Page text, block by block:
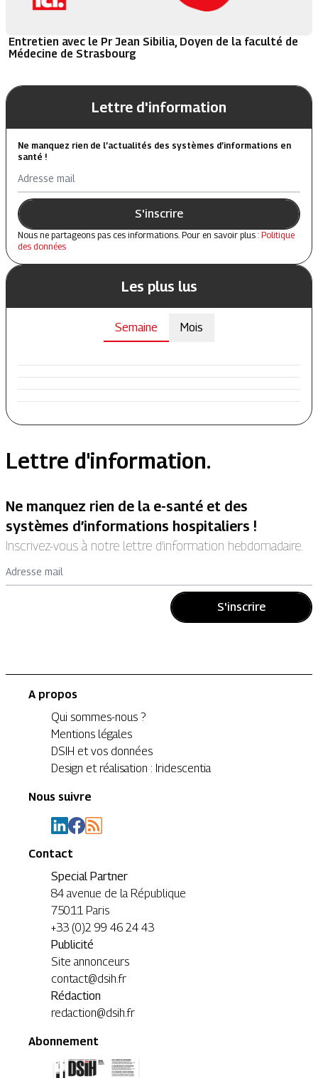
Entretien avec le Pr Jean Sibilia, Doyen de la faculté de
Médecine de Strasbourg
Lettre d'information
Ne manquez rien de l’actualités des systèmes d’informations en
santé !
Adresse mail
S'inscrire
Nous ne partageons pas ces informations. Pour en savoir plus : Politique
des données
Les plus lus
Semaine Mois
Lettre d'information.
Ne manquez rien de la e-santé et des
systèmes d’informations hospitaliers !
Inscrivez-vous à notre lettre d’information hebdomadaire.
Adresse mail
S'inscrire
A propos
Qui sommes-nous ?
Mentions légales
DSIH et vos données
Design et réalisation : Iridescentia
Nous suivre
Contact
Special Partner
84 avenue de la République
75011 Paris
+33 (0)2 99 46 24 43
Publicité
Site annonceurs
contact@dsih.fr
Rédaction
redaction@dsih.fr
Abonnement